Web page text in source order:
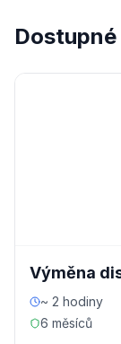
Výměna
~ 2 hodiny
6 měsíců